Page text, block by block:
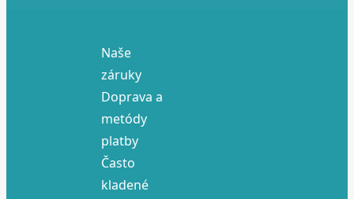
Naše
záruky
Doprava a
metódy
platby
Často
kladené